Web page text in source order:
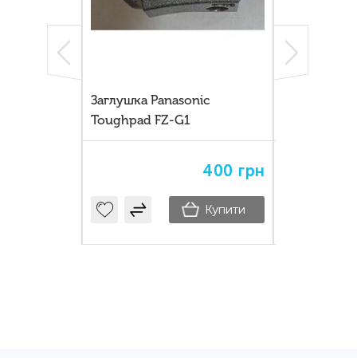
Заглушка Panasonic
Toughpad FZ-G1
400 грн
Купити